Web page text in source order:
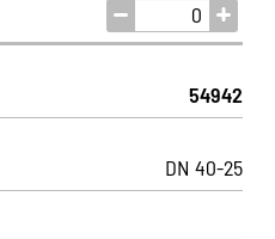
54942
DN 40-25